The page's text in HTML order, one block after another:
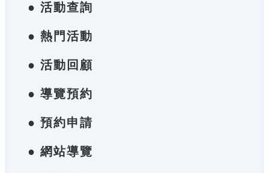
● 活動查詢
● 熱門活動
● 活動回顧
● 導覽預約
● 預約申請
● 網站導覽